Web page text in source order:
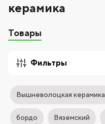
керамика
Товары
Фильтры
Вышневолоцкая керамика
бордо Вяземский